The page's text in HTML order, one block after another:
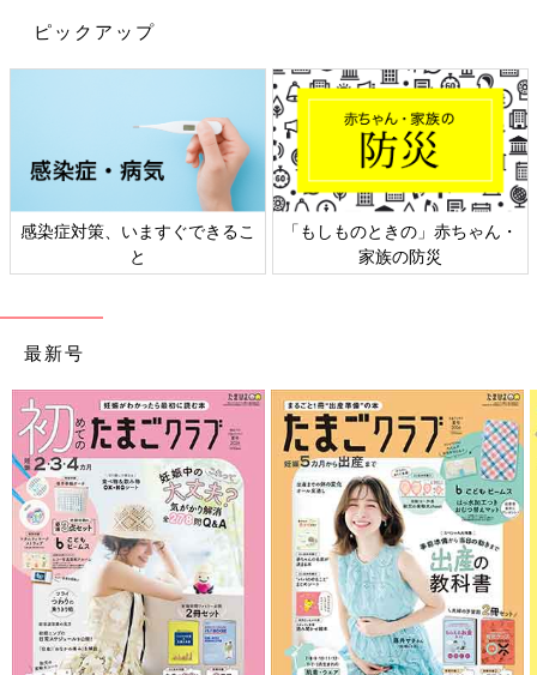
ピックアップ
ますぐできるこ
「もしものときの」赤ちゃん・
日本外来小
最新号